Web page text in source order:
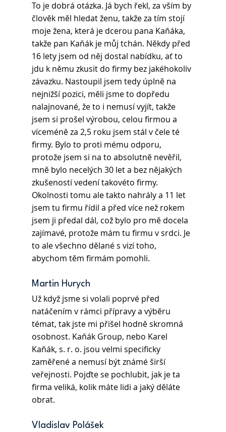
To je dobrá otázka. Já bych řekl, za vším by
člověk měl hledat ženu, takže za tím stojí
moje žena, která je dcerou pana Kaňáka,
takže pan Kaňák je můj tchán. Někdy před
16 lety jsem od něj dostal nabídku, ať to
jdu k němu zkusit do firmy bez jakéhokoliv
závazku. Nastoupil jsem tedy úplně na
nejnižší pozici, měli jsme to dopředu
nalajnované, že to i nemusí vyjít, takže
jsem si prošel výrobou, celou firmou a
víceméně za 2,5 roku jsem stál v čele té
firmy. Bylo to proti mému odporu,
protože jsem si na to absolutně nevěřil,
mně bylo necelých 30 let a bez nějakých
zkušeností vedení takovéto firmy.
Okolnosti tomu ale takto nahrály a 11 let
jsem tu firmu řídil a před více než rokem
jsem ji předal dál, což bylo pro mě docela
zajímavé, protože mám tu firmu v srdci. Je
to ale všechno dělané s vizí toho,
abychom těm firmám pomohli.
Martin Hurych
Už když jsme si volali poprvé před
natáčením v rámci přípravy a výběru
témat, tak jste mi přišel hodně skromná
osobnost. Kaňák Group, nebo Karel
Kaňák, s. r. o. jsou velmi specificky
zaměřené a nemusí být známé širší
veřejnosti. Pojďte se pochlubit, jak je ta
firma veliká, kolik máte lidi a jaký děláte
obrat.
Vladislav Polášek